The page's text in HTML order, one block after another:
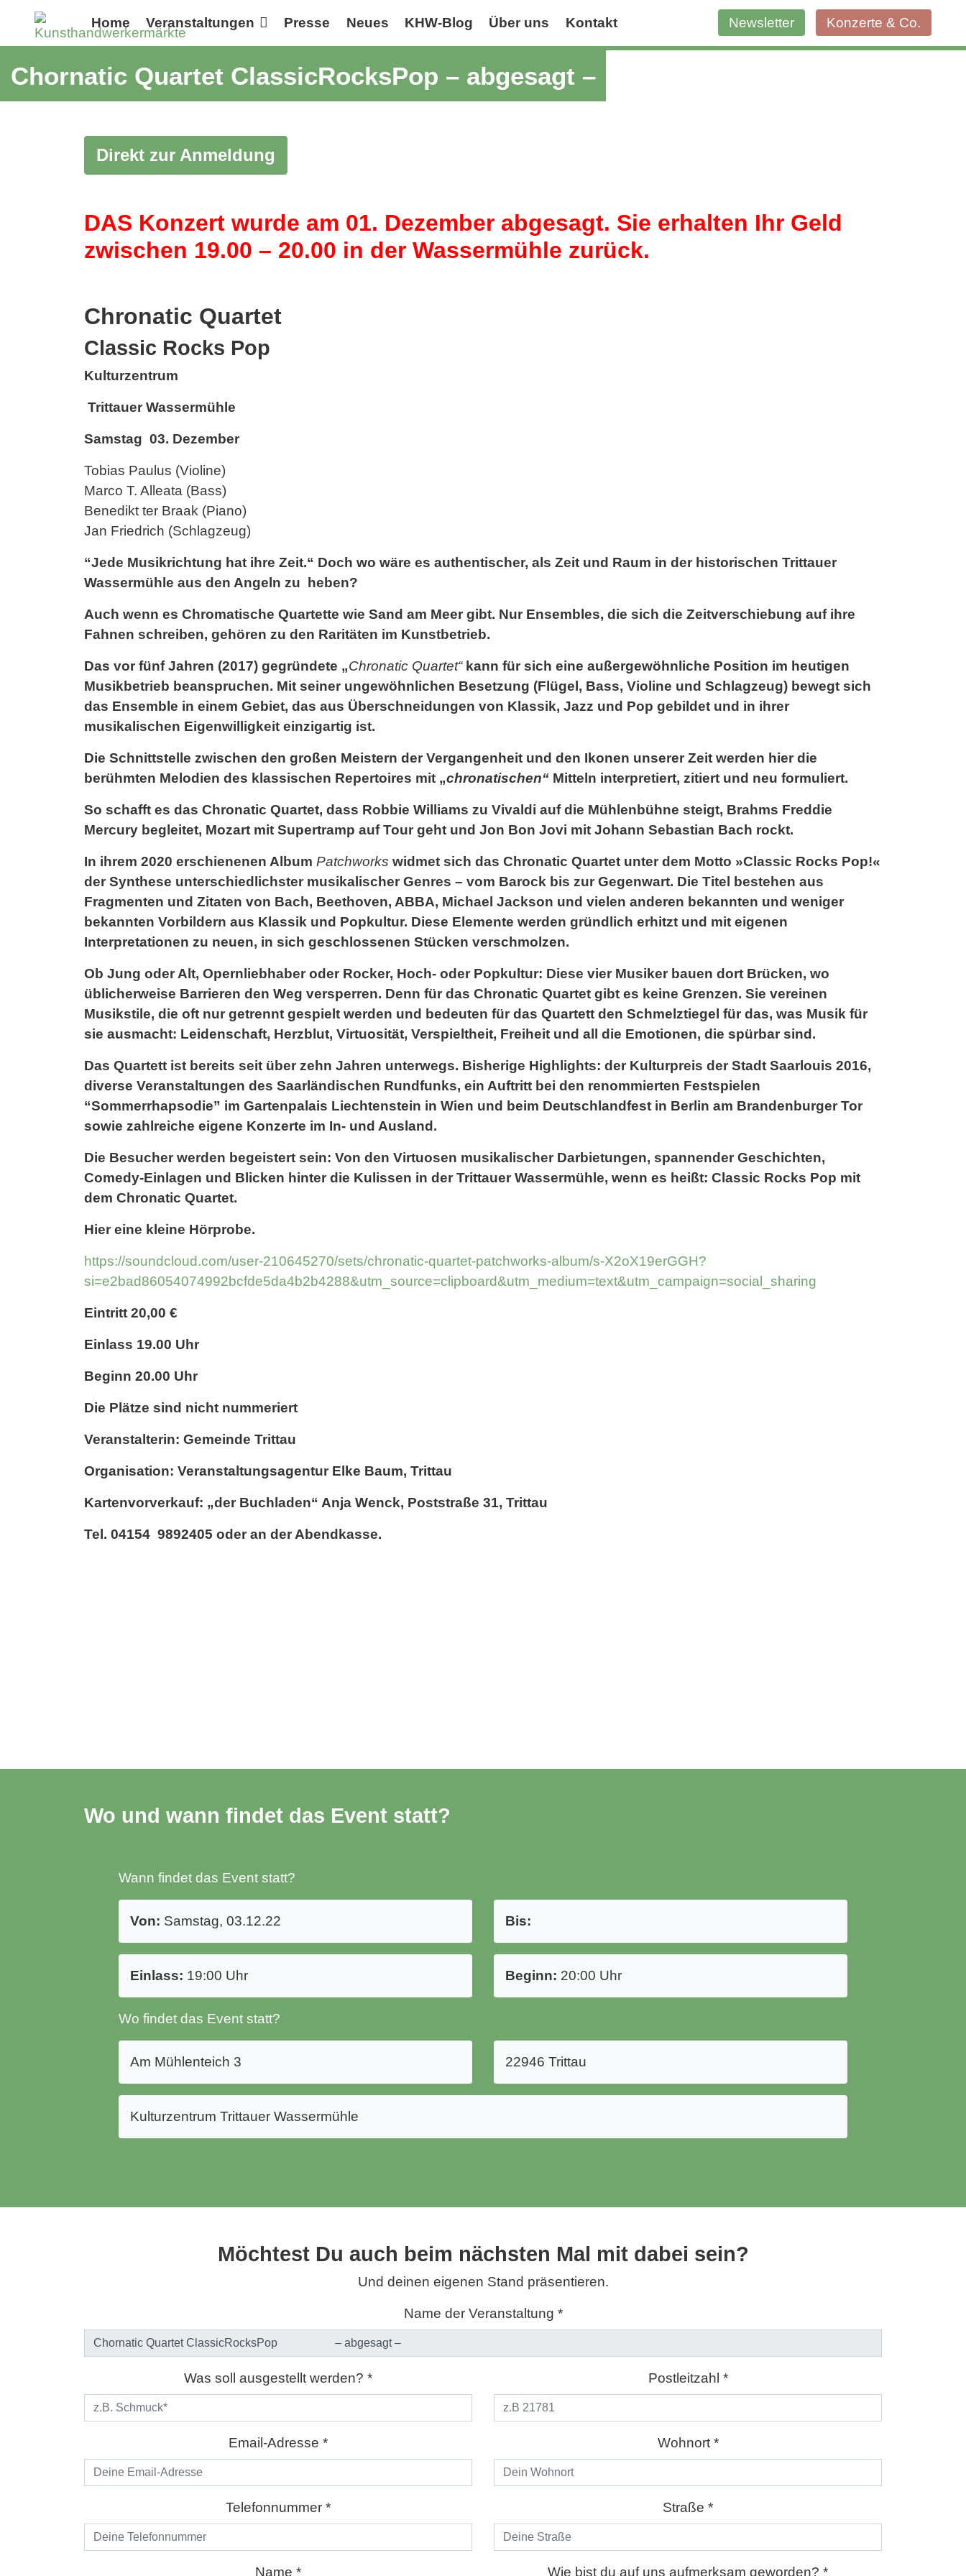
Home Veranstaltungen Presse Neues KHW-Blog Über uns Kontakt Newsletter Konzerte & Co.
Chornatic Quartet ClassicRocksPop – abgesagt –
Direkt zur Anmeldung
DAS Konzert wurde am 01. Dezember abgesagt. Sie erhalten Ihr Geld
zwischen 19.00 – 20.00 in der Wassermühle zurück.
Chronatic Quartet
Classic Rocks Pop
Kulturzentrum
Trittauer Wassermühle
Samstag 03. Dezember
Tobias Paulus (Violine)
Marco T. Alleata (Bass)
Benedikt ter Braak (Piano)
Jan Friedrich (Schlagzeug)
“Jede Musikrichtung hat ihre Zeit.“ Doch wo wäre es authentischer, als Zeit und Raum in der historischen Trittauer
Wassermühle aus den Angeln zu heben?
Auch wenn es Chromatische Quartette wie Sand am Meer gibt. Nur Ensembles, die sich die Zeitverschiebung auf ihre
Fahnen schreiben, gehören zu den Raritäten im Kunstbetrieb.
Das vor fünf Jahren (2017) gegründete „Chronatic Quartet“ kann für sich eine außergewöhnliche Position im heutigen
Musikbetrieb beanspruchen. Mit seiner ungewöhnlichen Besetzung (Flügel, Bass, Violine und Schlagzeug) bewegt sich
das Ensemble in einem Gebiet, das aus Überschneidungen von Klassik, Jazz und Pop gebildet und in ihrer
musikalischen Eigenwilligkeit einzigartig ist.
Die Schnittstelle zwischen den großen Meistern der Vergangenheit und den Ikonen unserer Zeit werden hier die
berühmten Melodien des klassischen Repertoires mit „chronatischen“ Mitteln interpretiert, zitiert und neu formuliert.
So schafft es das Chronatic Quartet, dass Robbie Williams zu Vivaldi auf die Mühlenbühne steigt, Brahms Freddie
Mercury begleitet, Mozart mit Supertramp auf Tour geht und Jon Bon Jovi mit Johann Sebastian Bach rockt.
In ihrem 2020 erschienenen Album Patchworks widmet sich das Chronatic Quartet unter dem Motto »Classic Rocks Pop!«
der Synthese unterschiedlichster musikalischer Genres – vom Barock bis zur Gegenwart. Die Titel bestehen aus
Fragmenten und Zitaten von Bach, Beethoven, ABBA, Michael Jackson und vielen anderen bekannten und weniger
bekannten Vorbildern aus Klassik und Popkultur. Diese Elemente werden gründlich erhitzt und mit eigenen
Interpretationen zu neuen, in sich geschlossenen Stücken verschmolzen.
Ob Jung oder Alt, Opernliebhaber oder Rocker, Hoch- oder Popkultur: Diese vier Musiker bauen dort Brücken, wo
üblicherweise Barrieren den Weg versperren. Denn für das Chronatic Quartet gibt es keine Grenzen. Sie vereinen
Musikstile, die oft nur getrennt gespielt werden und bedeuten für das Quartett den Schmelztiegel für das, was Musik für
sie ausmacht: Leidenschaft, Herzblut, Virtuosität, Verspieltheit, Freiheit und all die Emotionen, die spürbar sind.
Das Quartett ist bereits seit über zehn Jahren unterwegs. Bisherige Highlights: der Kulturpreis der Stadt Saarlouis 2016,
diverse Veranstaltungen des Saarländischen Rundfunks, ein Auftritt bei den renommierten Festspielen
“Sommerrhapsodie” im Gartenpalais Liechtenstein in Wien und beim Deutschlandfest in Berlin am Brandenburger Tor
sowie zahlreiche eigene Konzerte im In- und Ausland.
Die Besucher werden begeistert sein: Von den Virtuosen musikalischer Darbietungen, spannender Geschichten,
Comedy-Einlagen und Blicken hinter die Kulissen in der Trittauer Wassermühle, wenn es heißt: Classic Rocks Pop mit
dem Chronatic Quartet.
Hier eine kleine Hörprobe.
https://soundcloud.com/user-210645270/sets/chronatic-quartet-patchworks-album/s-X2oX19erGGH?
si=e2bad86054074992bcfde5da4b2b4288&utm_source=clipboard&utm_medium=text&utm_campaign=social_sharing
Eintritt 20,00 €
Einlass 19.00 Uhr
Beginn 20.00 Uhr
Die Plätze sind nicht nummeriert
Veranstalterin: Gemeinde Trittau
Organisation: Veranstaltungsagentur Elke Baum, Trittau
Kartenvorverkauf: „der Buchladen“ Anja Wenck, Poststraße 31, Trittau
Tel. 04154 9892405 oder an der Abendkasse.
Wo und wann findet das Event statt?
Wann findet das Event statt?
Von: Samstag, 03.12.22 Bis:
Einlass: 19:00 Uhr Beginn: 20:00 Uhr
Wo findet das Event statt?
Am Mühlenteich 3 22946 Trittau
Kulturzentrum Trittauer Wassermühle
Möchtest Du auch beim nächsten Mal mit dabei sein?
Und deinen eigenen Stand präsentieren.
Name der Veranstaltung *
Was soll ausgestellt werden? * Postleitzahl *
Email-Adresse * Wohnort *
Telefonnummer * Straße *
Name * Wie bist du auf uns aufmerksam geworden? *